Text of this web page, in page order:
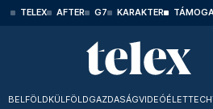
TELEX AFTER G7 KARAKTER
BELFÖLDKÜLFÖLDGAZDASÁGVIDEÓÉLET